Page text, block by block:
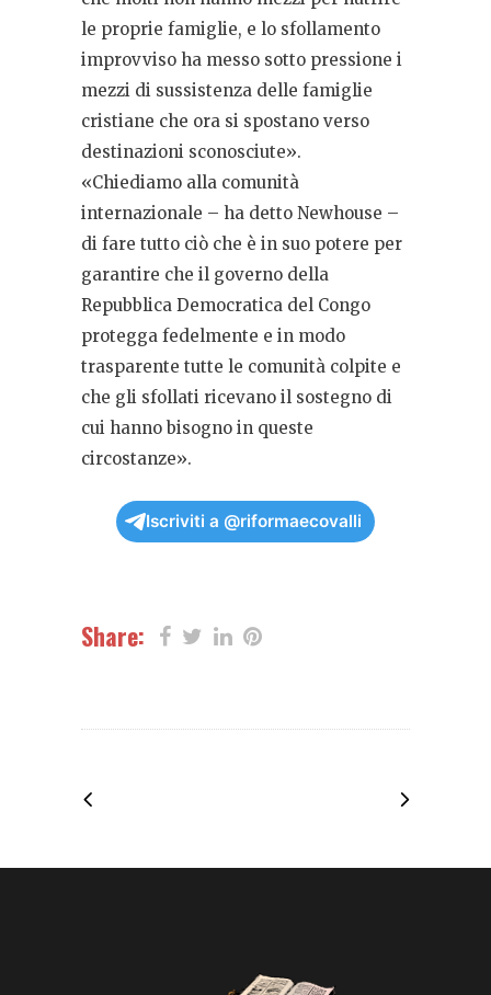
le proprie famiglie, e lo sfollamento
improvviso ha messo sotto pressione i
mezzi di sussistenza delle famiglie
cristiane che ora si spostano verso
destinazioni sconosciute».
«Chiediamo alla comunità
internazionale – ha detto Newhouse –
di fare tutto ciò che è in suo potere per
garantire che il governo della
Repubblica Democratica del Congo
protegga fedelmente e in modo
trasparente tutte le comunità colpite e
che gli sfollati ricevano il sostegno di
cui hanno bisogno in queste
circostanze».
Iscriviti a @riformaecovalli
Share: